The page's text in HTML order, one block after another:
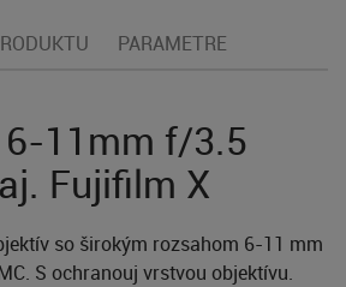
PARAMETRE
6-11mm f/3.5
Fujifilm X
so širokým rozsahom 6-11 mm
S ochranouj vrstvou objektívu.